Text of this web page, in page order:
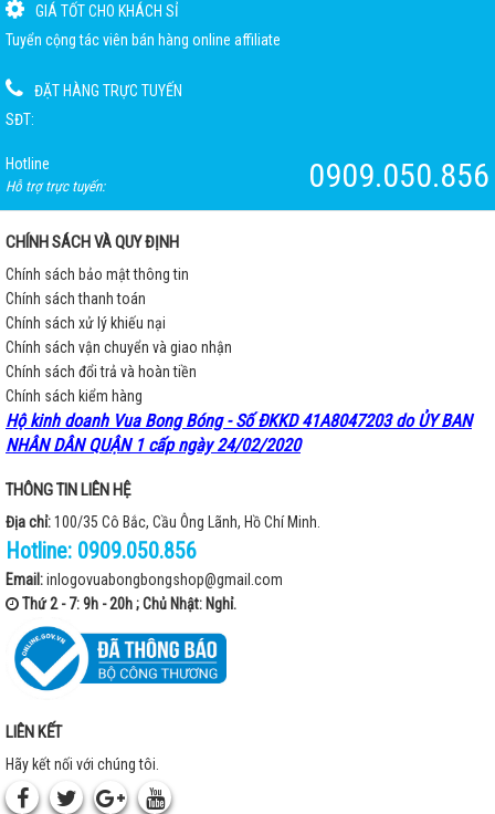
GIÁ TỐT CHO KHÁCH SỈ
Tuyển cộng tác viên bán hàng online affiliate
ĐẶT HÀNG TRỰC TUYẾN
SĐT:
Hotline
Hỗ trợ trực tuyến: 0909.050.856
CHÍNH SÁCH VÀ QUY ĐỊNH
Chính sách bảo mật thông tin
Chính sách thanh toán
Chính sách xử lý khiếu nại
Chính sách vận chuyển và giao nhận
Chính sách đổi trả và hoàn tiền
Chính sách kiểm hàng
Hộ kinh doanh Vua Bong Bóng - Số ĐKKD 41A8047203 do ỦY BAN
NHÂN DÂN QUẬN 1 cấp ngày 24/02/2020
THÔNG TIN LIÊN HỆ
Địa chỉ:100/35 Cô Bắc, Cầu Ông Lãnh, Hồ Chí Minh.
Hotline: 0909.050.856
Email:inlogovuabongbongshop@gmail.com
Thứ 2 - 7: 9h - 20h ; Chủ Nhật: Nghỉ.
LIÊN KẾT
Hãy kết nối với chúng tôi.